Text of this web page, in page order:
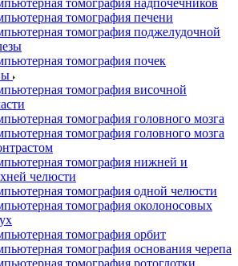
томография надпочечников
томография печени
томография поджелудочной
томография почек
томография височной
томография головного мозга
томография головного мозга
томография нижней и
челюсти
томография одной челюсти
томография околоносовых
томография орбит
томография основания черепа
томография ротоглотки